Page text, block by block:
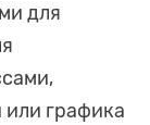
для
или графика